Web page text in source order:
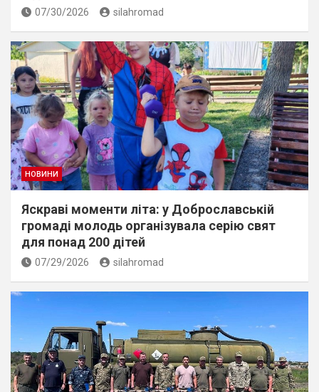
07/30/2026 silahromad
НОВИНИ
Яскраві моменти літа: у Доброславській
громаді молодь організувала серію свят
для понад 200 дітей
07/29/2026 silahromad